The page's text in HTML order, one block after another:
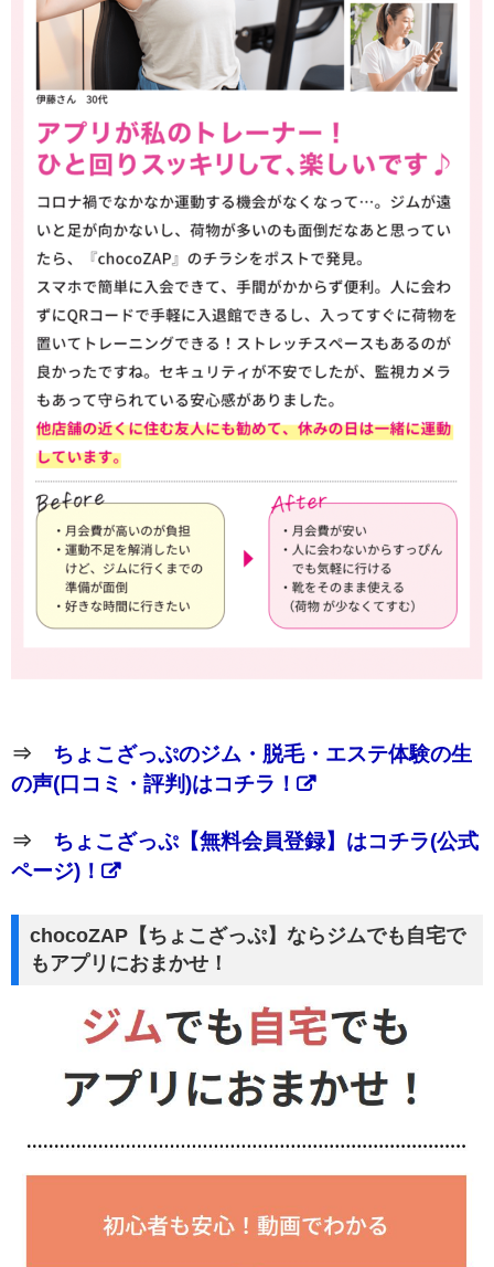
⇒ ちょこざっぷのジム・脱毛・エステ体験の生
の声(口コミ・評判)はコチラ！
⇒ ちょこざっぷ【無料会員登録】はコチラ(公式
ページ)！
chocoZAP【ちょこざっぷ】ならジムでも自宅で
もアプリにおまかせ！